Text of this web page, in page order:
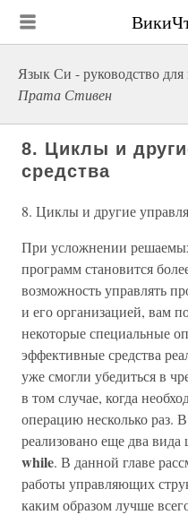
Язык Си - руководство
Прата Стивен
8. Циклы и
средства
8. Циклы и другие
При усложнении
программ становится
возможность управлять
и его организацией, вам
некоторые специальные
эффективные средства
уже смогли убедиться в
в том случае, когда
операцию несколько раз.
реализовано еще два
while. В данной главе
работы управляющих
каким образом лучше